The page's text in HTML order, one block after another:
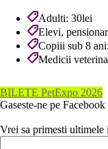
Adulti: 30lei
Elevi,
Copiii sub 8
Medicii
BILETE PetExpo 2026
Gaseste-ne pe Facebook
Vrei sa primesti ultimele